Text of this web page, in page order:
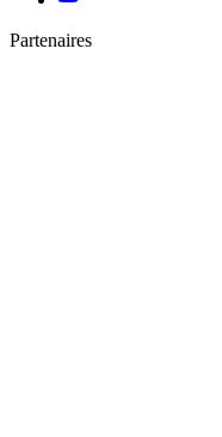
Partenaires